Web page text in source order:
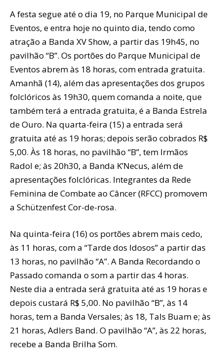
A festa segue até o dia 19, no Parque Municipal de
Eventos, e entra hoje no quinto dia, tendo como
atração a Banda XV Show, a partir das 19h45, no
pavilhão “B”. Os portões do Parque Municipal de
Eventos abrem às 18 horas, com entrada gratuita.
Amanhã (14), além das apresentações dos grupos
folclóricos às 19h30, quem comanda a noite, que
também terá a entrada gratuita, é a Banda Estrela
de Ouro. Na quarta-feira (15) a entrada será
gratuita até as 19 horas; depois serão cobrados R$
5,00. Às 18 horas, no pavilhão “B”, tem Irmãos
Radol e; às 20h30, a Banda K’Necus, além de
apresentações folclóricas. Integrantes da Rede
Feminina de Combate ao Câncer (RFCC) promovem
a Schützenfest Cor-de-rosa.
Na quinta-feira (16) os portões abrem mais cedo,
às 11 horas, com a “Tarde dos Idosos” a partir das
13 horas, no pavilhão “A”. A Banda Recordando o
Passado comanda o som a partir das 4 horas.
Neste dia a entrada será gratuita até as 19 horas e
depois custará R$ 5,00. No pavilhão “B”, às 14
horas, tem a Banda Versales; às 18, Tals Buam e; às
21 horas, Adlers Band. O pavilhão “A”, às 22 horas,
recebe a Banda Brilha Som.